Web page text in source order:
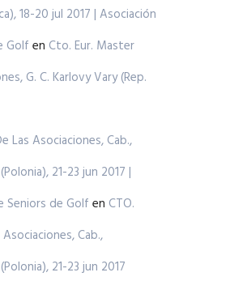
18-20 jul 2017 | Asociación
Golf en Cto. Eur. Master
G. C. Karlovy Vary (Rep.
Las Asociaciones, Cab.,
21-23 jun 2017 |
Seniors de Golf en CTO.
Cab.,
21-23 jun 2017